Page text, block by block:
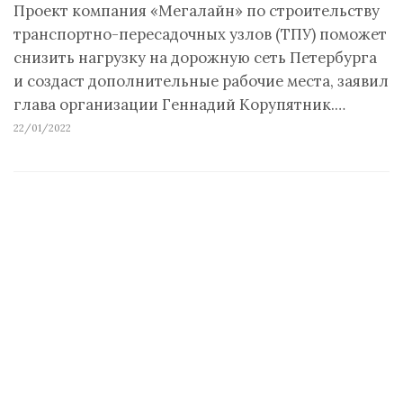
Проект компания «Мегалайн» по строительству
транспортно-пересадочных узлов (ТПУ) поможет
снизить нагрузку на дорожную сеть Петербурга
и создаст дополнительные рабочие места, заявил
глава организации Геннадий Корупятник.…
22/01/2022